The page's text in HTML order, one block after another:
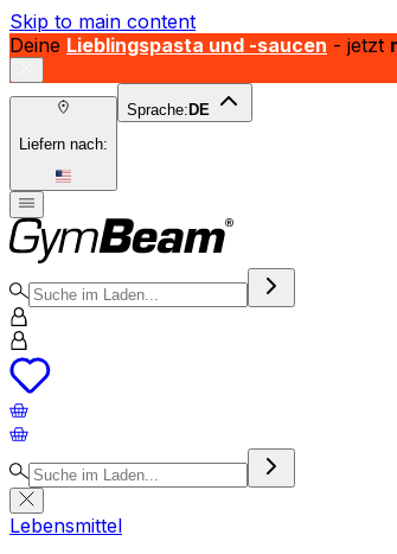
Skip to main content
Deine Lieblingspasta und -saucen - jetzt
Liefern nach:
Sprache: DE
Lebensmittel